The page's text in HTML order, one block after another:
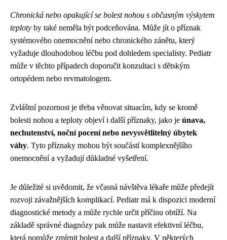
Chronická nebo opakující se bolest nohou s občasným výskytem
teploty by také neměla být podceňována. Může jít o příznak
systémového onemocnění nebo chronického zánětu, který
vyžaduje dlouhodobou léčbu pod dohledem specialisty. Pediatr
může v těchto případech doporučit konzultaci s dětským
ortopédem nebo revmatologem.
Zvláštní pozornost je třeba věnovat situacím, kdy se kromě
bolesti nohou a teploty objeví i další příznaky, jako je únava,
nechutenství, noční pocení nebo nevysvětlitelný úbytek
váhy. Tyto příznaky mohou být součástí komplexnějšího
onemocnění a vyžadují důkladné vyšetření.
Je důležité si uvědomit, že včasná návštěva lékaře může předejít
rozvoji závažnějších komplikací. Pediatr má k dispozici moderní
diagnostické metody a může rychle určit příčinu obtíží. Na
základě správné diagnózy pak může nastavit efektivní léčbu,
která pomůže zmírnit bolest a další příznaky. V některých